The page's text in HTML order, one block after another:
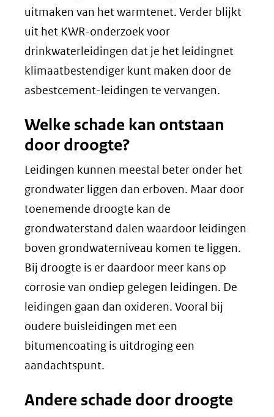
uitmaken van het warmtenet. Verder blijkt
uit het KWR-onderzoek voor
drinkwaterleidingen dat je het leidingnet
klimaatbestendiger kunt maken door de
asbestcement-leidingen te vervangen.
Welke schade kan ontstaan
door droogte?
Leidingen kunnen meestal beter onder het
grondwater liggen dan erboven. Maar door
toenemende droogte kan de
grondwaterstand dalen waardoor leidingen
boven grondwaterniveau komen te liggen.
Bij droogte is er daardoor meer kans op
corrosie van ondiep gelegen leidingen. De
leidingen gaan dan oxideren. Vooral bij
oudere buisleidingen met een
bitumencoating is uitdroging een
aandachtspunt.
Andere schade door droogte